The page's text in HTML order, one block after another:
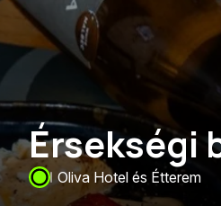
Érsekségi
Oliva Hotel és Étterem